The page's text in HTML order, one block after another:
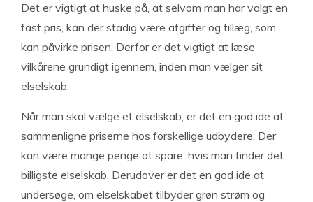
Det er vigtigt at huske på, at selvom man har valgt en
fast pris, kan der stadig være afgifter og tillæg, som
kan påvirke prisen. Derfor er det vigtigt at læse
vilkårene grundigt igennem, inden man vælger sit
elselskab.
Når man skal vælge et elselskab, er det en god ide at
sammenligne priserne hos forskellige udbydere. Der
kan være mange penge at spare, hvis man finder det
billigste elselskab. Derudover er det en god ide at
undersøge, om elselskabet tilbyder grøn strøm og